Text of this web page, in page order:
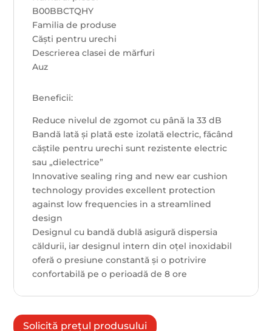
B00BBCTQHY
Familia de produse
Căști pentru urechi
Descrierea clasei de mărfuri
Auz
Beneficii:
Reduce nivelul de zgomot cu până la 33 dB
Bandă lată și plată este izolată electric, făcând
căștile pentru urechi sunt rezistente electric
sau „dielectrice”
Innovative sealing ring and new ear cushion
technology provides excellent protection
against low frequencies in a streamlined
design
Designul cu bandă dublă asigură dispersia
căldurii, iar designul intern din oțel inoxidabil
oferă o presiune constantă și o potrivire
confortabilă pe o perioadă de 8 ore
Solicită prețul produsului